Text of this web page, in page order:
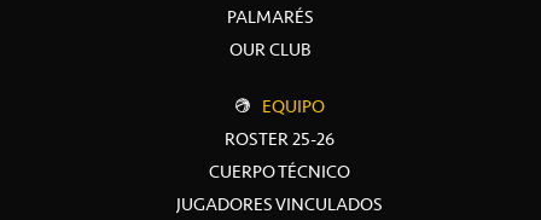
PALMARÉS
OUR CLUB
EQUIPO
ROSTER 25-26
CUERPO TÉCNICO
JUGADORES VINCULADOS